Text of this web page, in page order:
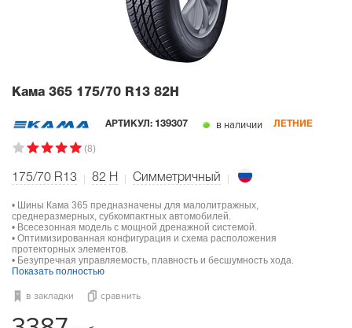
Кама 365 175/70 R13 82H
АРТИКУЛ: 139307 в наличии ЛЕТНИЕ
(8)
175/70 R13 82 H Симметричный
• Шины Кама 365 предназначены для малолитражных,
среднеразмерных, субкомпактных автомобилей.
• Всесезонная модель с мощной дренажной системой.
• Оптимизированная конфигурация и схема расположения
протекторных элементов.
• Безупречная управляемость, плавность и бесшумность хода.
Показать полностью
в закладки сравнить